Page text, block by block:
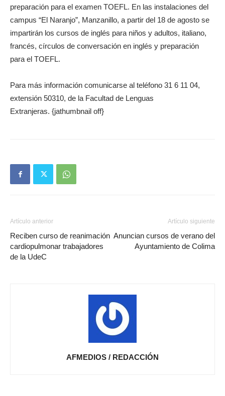
preparación para el examen TOEFL. En las instalaciones del
campus “El Naranjo”, Manzanillo, a partir del 18 de agosto se
impartirán los cursos de inglés para niños y adultos, italiano,
francés, círculos de conversación en inglés y preparación
para el TOEFL.
Para más información comunicarse al teléfono 31 6 11 04,
extensión 50310, de la Facultad de Lenguas
Extranjeras. {jathumbnail off}
Artículo anterior
Reciben curso de reanimación
cardiopulmonar trabajadores
de la UdeC
Artículo siguiente
Anuncian cursos de verano del
Ayuntamiento de Colima
AFMEDIOS / REDACCIÓN